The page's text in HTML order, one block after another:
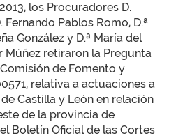
los Procuradores D.
Fernando Pablos Romo, D.ª
González y D.ª María del
Múñez retiraron la Pregunta
de Fomento y
relativa a actuaciones a
Castilla y León en relación
de la provincia de
Boletín Oficial de las Cortes